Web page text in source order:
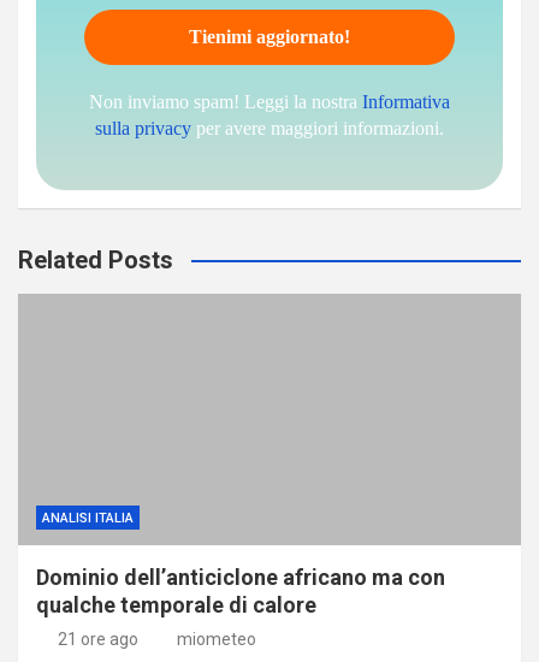
Non inviamo spam! Leggi la nostra Informativa
sulla privacy per avere maggiori informazioni.
Related Posts
ANALISI ITALIA
Dominio dell’anticiclone africano ma con
qualche temporale di calore
21 ore ago miometeo